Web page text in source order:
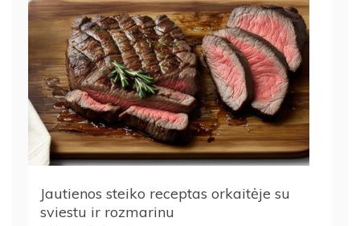
Jautienos steiko receptas orkaitėje su
sviestu ir rozmarinu